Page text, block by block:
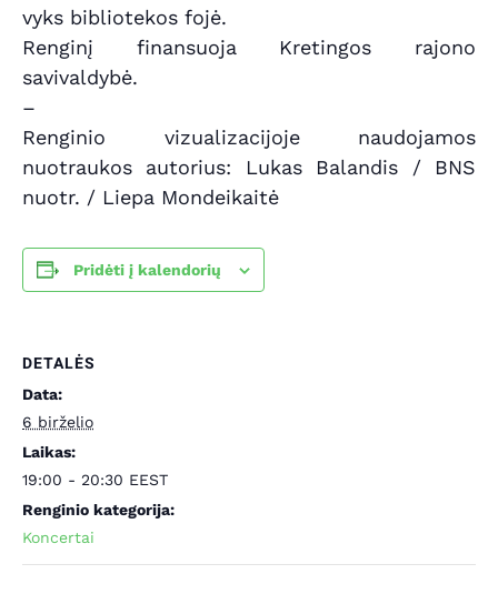
vyks bibliotekos fojė.
Renginį finansuoja Kretingos rajono
savivaldybė.
–
Renginio vizualizacijoje naudojamos
nuotraukos autorius: Lukas Balandis / BNS
nuotr. / Liepa Mondeikaitė
Pridėti į kalendorių
DETALĖS
Data:
6 birželio
Laikas:
19:00 - 20:30 EEST
Renginio kategorija:
Koncertai